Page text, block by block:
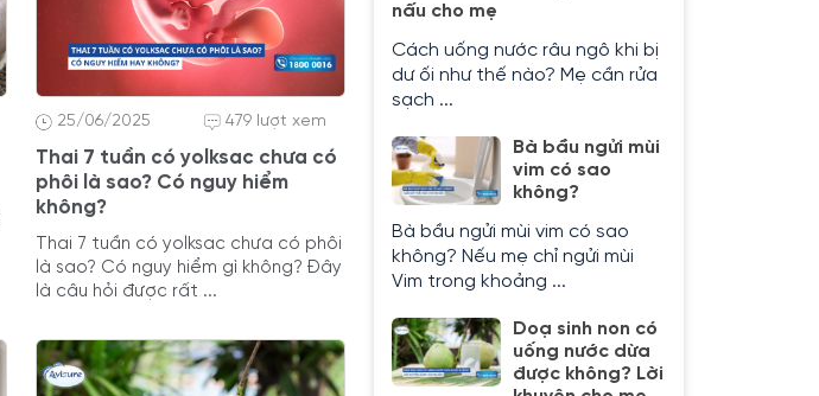
25/06/2025 479 lượt xem
Thai 7 tuần có yolksac chưa có
phôi là sao? Có nguy hiểm
không?
Thai 7 tuần có yolksac chưa có phôi
là sao? Có nguy hiểm gì không? Đây
là câu hỏi được rất ...
nấu cho mẹ
Cách uống nước râu ngô khi bị
dư ối như thế nào? Mẹ cần rửa
sạch ...
Bà bầu ngửi mùi
vim có sao
không?
Bà bầu ngửi mùi vim có sao
không? Nếu mẹ chỉ ngửi mùi
Vim trong khoảng ...
Doạ sinh non có
uống nước dừa
được không? Lời